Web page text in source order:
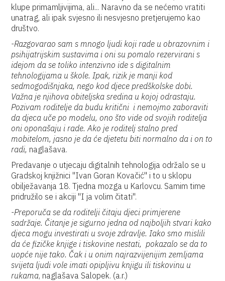
klupe primamljivijima, ali... Naravno da se nećemo vratiti
unatrag, ali ipak svjesno ili nesvjesno pretjerujemo kao
društvo.
-Razgovarao sam s mnogo ljudi koji rade u obrazovnim i
psihijatrijskim sustavima i oni su pomalo rezervirani s
idejom da se toliko intenzivno ide s digitalnim
tehnologijama u škole. Ipak, rizik je manji kod
sedmogodišnjaka, nego kod djece predškolske dobi.
Važna je njihova obiteljska sredina u kojoj odrastaju.
Pozivam roditelje da budu kritični i nemojmo zaboraviti
da djeca uče po modelu, ono što vide od svojih roditelja
oni oponašaju i rade. Ako je roditelj stalno pred
mobitelom, jasno je da će djetetu biti normalno da i on to
radi, naglašava.
Predavanje o utjecaju digitalnih tehnologija održalo se u
Gradskoj knjižnici "Ivan Goran Kovačić" i to u sklopu
obilježavanja 18. Tjedna mozga u Karlovcu. Samim time
pridružilo se i akciji "I ja volim čitati".
-Preporuča se da roditelji čitaju djeci primjerene
sadržaje. Čitanje je sigurno jedna od najboljih stvari kako
djeca mogu investirati u svoje zdravlje. Iako smo mislili
da će fizičke knjige i tiskovine nestati, pokazalo se da to
uopće nije tako. Čak i u onim najrazvijenijim zemljama
svijeta ljudi vole imati opipljivu knjigu ili tiskovinu u
rukama, naglašava Salopek. (a.r.)